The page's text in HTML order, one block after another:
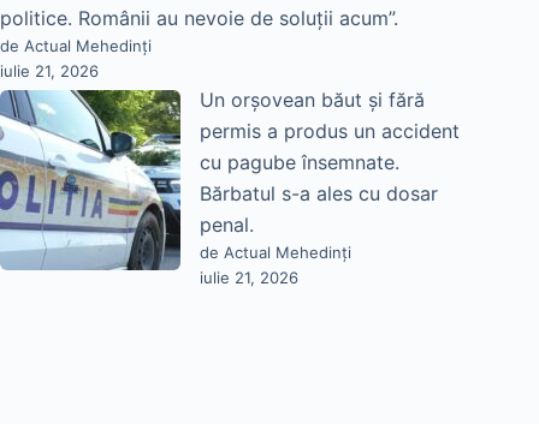
politice. Românii au nevoie de soluții acum”.
de Actual Mehedinți
iulie 21, 2026
Un orșovean băut și fără
permis a produs un accident
cu pagube însemnate.
Bărbatul s-a ales cu dosar
penal.
de Actual Mehedinți
iulie 21, 2026